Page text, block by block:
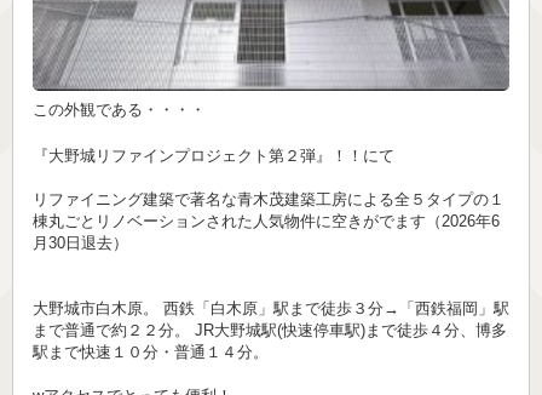
『大野城リファインプロジェクト第２弾』！！にて
リファイニング建築で著名な青木茂建築工房による全５タイプの１
棟丸ごとリノベーションされた人気物件に空きがでます（2026年6
月30日退去）
大野城市白木原。 西鉄「白木原」駅まで徒歩３分→「西鉄福岡」駅
まで普通で約２２分。 JR大野城駅(快速停車駅)まで徒歩４分、博多
駅まで快速１０分・普通１４分。
この外観である・・・・